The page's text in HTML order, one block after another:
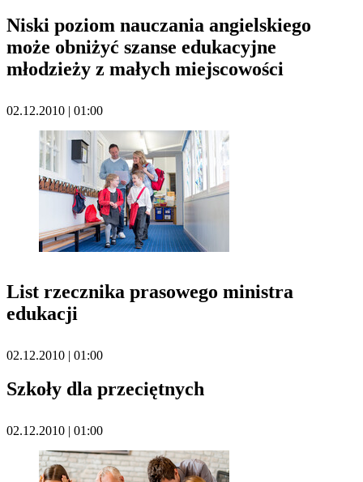
Niski poziom nauczania angielskiego
może obniżyć szanse edukacyjne
młodzieży z małych miejscowości
02.12.2010 | 01:00
List rzecznika prasowego ministra
edukacji
02.12.2010 | 01:00
Szkoły dla przeciętnych
02.12.2010 | 01:00